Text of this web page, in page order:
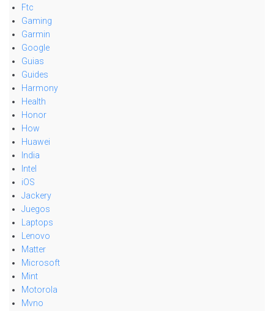
Ftc
Gaming
Garmin
Google
Guias
Guides
Harmony
Health
Honor
How
Huawei
India
Intel
iOS
Jackery
Juegos
Laptops
Lenovo
Matter
Microsoft
Mint
Motorola
Mvno